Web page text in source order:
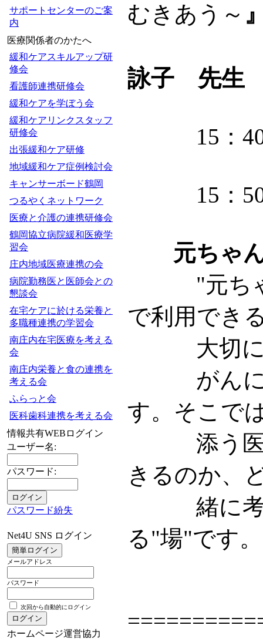
サポートセンターのご案
内
医療関係者のかたへ
緩和ケアスキルアップ研
修会
看護師連携研修会
緩和ケアを学ぼう会
緩和ケアリンクスタッフ
研修会
出張緩和ケア研修
地域緩和ケア症例検討会
キャンサーボード鶴岡
つるやくネットワーク
医療と介護の連携研修会
鶴岡協立病院緩和医療学
習会
庄内地域医療連携の会
病院勤務医と医師会との
懇談会
在宅ケアに於ける栄養と
多職種連携の学習会
南庄内在宅医療を考える
会
南庄内栄養と食の連携を
考える会
ふらっと会
医科歯科連携を考える会
情報共有WEBログイン
ユーザー名:
パスワード:
パスワード紛失
Net4U SNS ログイン
メールアドレス
パスワード
次回から自動的にログイン
ホームページ運営協力
むきあう～
詠子 先生
15：40
15：50
元ちゃ
"元ちゃん
で利用でき
大切にし
がんにな
す。そこで
添う医療
きるのか、
緒に考え
る"場"です。